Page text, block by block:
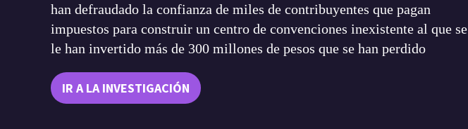
han defraudado la confianza de miles de contribuyentes que pagan
impuestos para construir un centro de convenciones inexistente al que se
le han invertido más de 300 millones de pesos que se han perdido
IR A LA INVESTIGACIÓN